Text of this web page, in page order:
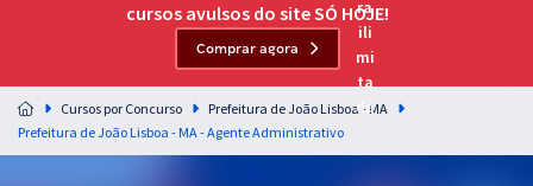
Residências Multiprofissionais
Preparação completa e intensiva para as principais
residências em saúde do Brasil
cursos avulsos do site SÓ HOJE!
Comprar agora
Cursos por Concurso
Prefeitura de João Lisboa - MA
Prefeitura de João Lisboa - MA - Agente Administrativo